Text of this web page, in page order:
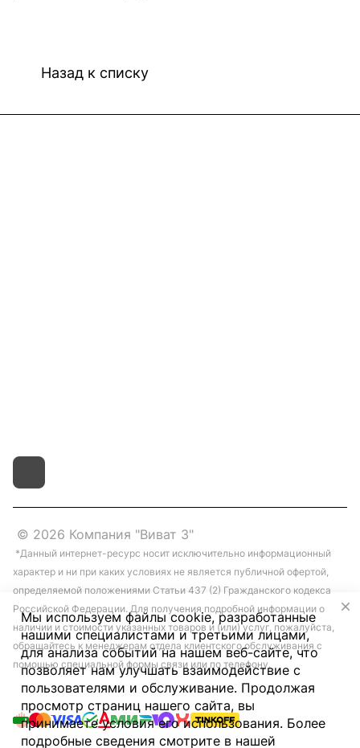
Назад к списку
© 2026 Компания "Виват 3"
*Данный интернет-ресурс носит исключительно информационный
характер и ни при каких условиях не является публичной офертой,
определяемой положениями Статьи 437 (2) Гражданского кодекса
Российской Федерации. Для получения подробной информации о
наличии и стоимости указанных товаров и (или) услуг, пожалуйста,
обращайтесь к менеджерам отдела клиентского обслуживания с
помощью специальной формы связи или по телефону.
Мы используем файлы cookie, разработанные
нашими специалистами и третьими лицами,
для анализа событий на нашем веб-сайте, что
позволяет нам улучшать взаимодействие с
пользователями и обслуживание. Продолжая
просмотр страниц нашего сайта, вы
принимаете условия его использования. Более
подробные сведения смотрите в нашей